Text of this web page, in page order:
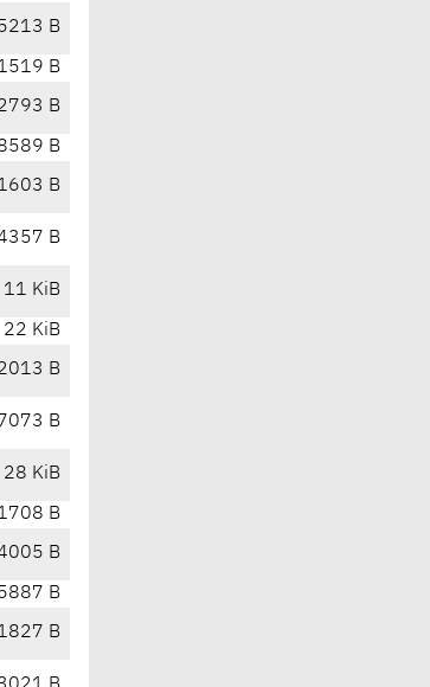
B
B
B
B
B
B
11 KiB
22 KiB
B
B
28 KiB
B
B
B
B